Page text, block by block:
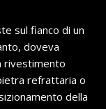
sul fianco di un
doveva
rivestimento
refrattaria o
della